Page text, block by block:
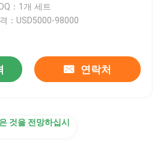
：1개 세트
：USD5000-98000
연락처
것을 전망하십시